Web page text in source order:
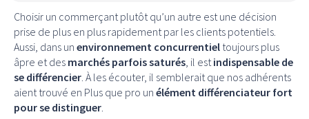
Choisir un commerçant plutôt qu’un autre est une décision
prise de plus en plus rapidement par les clients potentiels.
Aussi, dans un environnement concurrentiel toujours plus
âpre et des marchés parfois saturés , il est indispensable de
se différencier . À les écouter, il semblerait que nos adhérents
aient trouvé en Plus que pro un élément différenciateur fort
pour se distinguer